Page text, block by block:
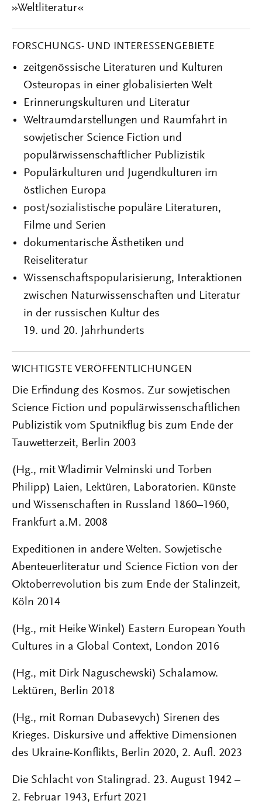
»Weltliteratur«
FORSCHUNGS- UND INTERESSENGEBIETE
zeitgenössische Literaturen und Kulturen
Osteuropas in einer globalisierten Welt
Erinnerungskulturen und Literatur
Weltraumdarstellungen und Raumfahrt in
sowjetischer Science Fiction und
populärwissenschaftlicher Publizistik
Populärkulturen und Jugendkulturen im
östlichen Europa
post/sozialistische populäre Literaturen,
Filme und Serien
dokumentarische Ästhetiken und
Reiseliteratur
Wissenschaftspopularisierung, Interaktionen
zwischen Naturwissenschaften und Literatur
in der russischen Kultur des
19. und 20. Jahrhunderts
WICHTIGSTE VERÖFFENTLICHUNGEN
Die Erfindung des Kosmos. Zur sowjetischen
Science Fiction und populärwissenschaftlichen
Publizistik vom Sputnikflug bis zum Ende der
Tauwetterzeit, Berlin 2003
(Hg., mit Wladimir Velminski und Torben
Philipp) Laien, Lektüren, Laboratorien. Künste
und Wissenschaften in Russland 1860–1960,
Frankfurt a.M. 2008
Expeditionen in andere Welten. Sowjetische
Abenteuerliteratur und Science Fiction von der
Oktoberrevolution bis zum Ende der Stalinzeit,
Köln 2014
(Hg., mit Heike Winkel) Eastern European Youth
Cultures in a Global Context, London 2016
(Hg., mit Dirk Naguschewski) Schalamow.
Lektüren, Berlin 2018
(Hg., mit Roman Dubasevych) Sirenen des
Krieges. Diskursive und affektive Dimensionen
des Ukraine-Konflikts, Berlin 2020, 2. Aufl. 2023
Die Schlacht von Stalingrad. 23. August 1942 –
2. Februar 1943, Erfurt 2021